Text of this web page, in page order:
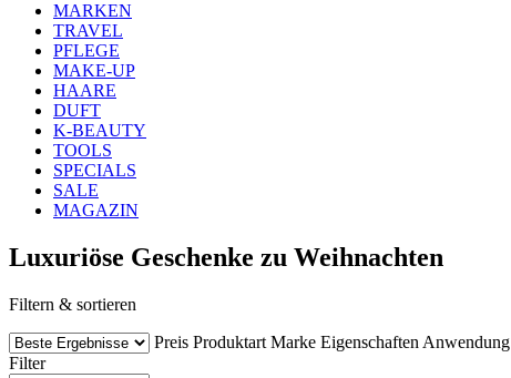
MARKEN
TRAVEL
PFLEGE
MAKE-UP
HAARE
DUFT
K-BEAUTY
TOOLS
SPECIALS
SALE
MAGAZIN
Luxuriöse Geschenke zu Weihnachten
Filtern & sortieren
Preis Produktart Marke Eigenschaften Anwendung
Filter